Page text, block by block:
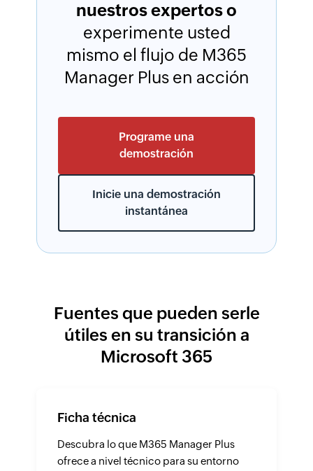
nuestros expertos o
experimente usted
mismo el flujo de M365
Manager Plus en acción
Programe una
demostración
Inicie una demostración
instantánea
Fuentes que pueden serle
útiles en su transición a
Microsoft 365
Ficha técnica
Descubra lo que M365 Manager Plus
ofrece a nivel técnico para su entorno